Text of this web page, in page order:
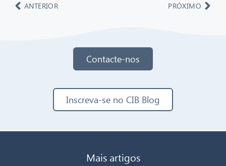
ANTERIOR PRÓXIMO
Contacte-nos
Inscreva-se no CIB Blog
Mais artigos